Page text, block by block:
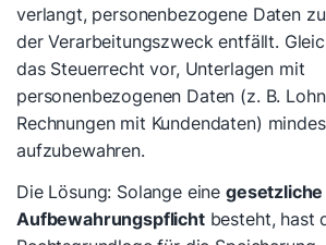
verlangt, personenbezogene Daten
der Verarbeitungszweck entfällt.
das Steuerrecht vor, Unterlagen mit
personenbezogenen Daten (z. B.
Rechnungen mit Kundendaten)
aufzubewahren.
Die Lösung: Solange eine gesetzliche
Aufbewahrungspflichtbesteht, hast